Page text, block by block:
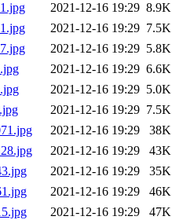
2021-12-16 19:29 8.9K
2021-12-16 19:29 7.5K
2021-12-16 19:29 5.8K
2021-12-16 19:29 6.6K
2021-12-16 19:29 5.0K
2021-12-16 19:29 7.5K
2021-12-16 19:29
38K
2021-12-16 19:29
43K
2021-12-16 19:29
35K
2021-12-16 19:29
46K
2021-12-16 19:29
47K